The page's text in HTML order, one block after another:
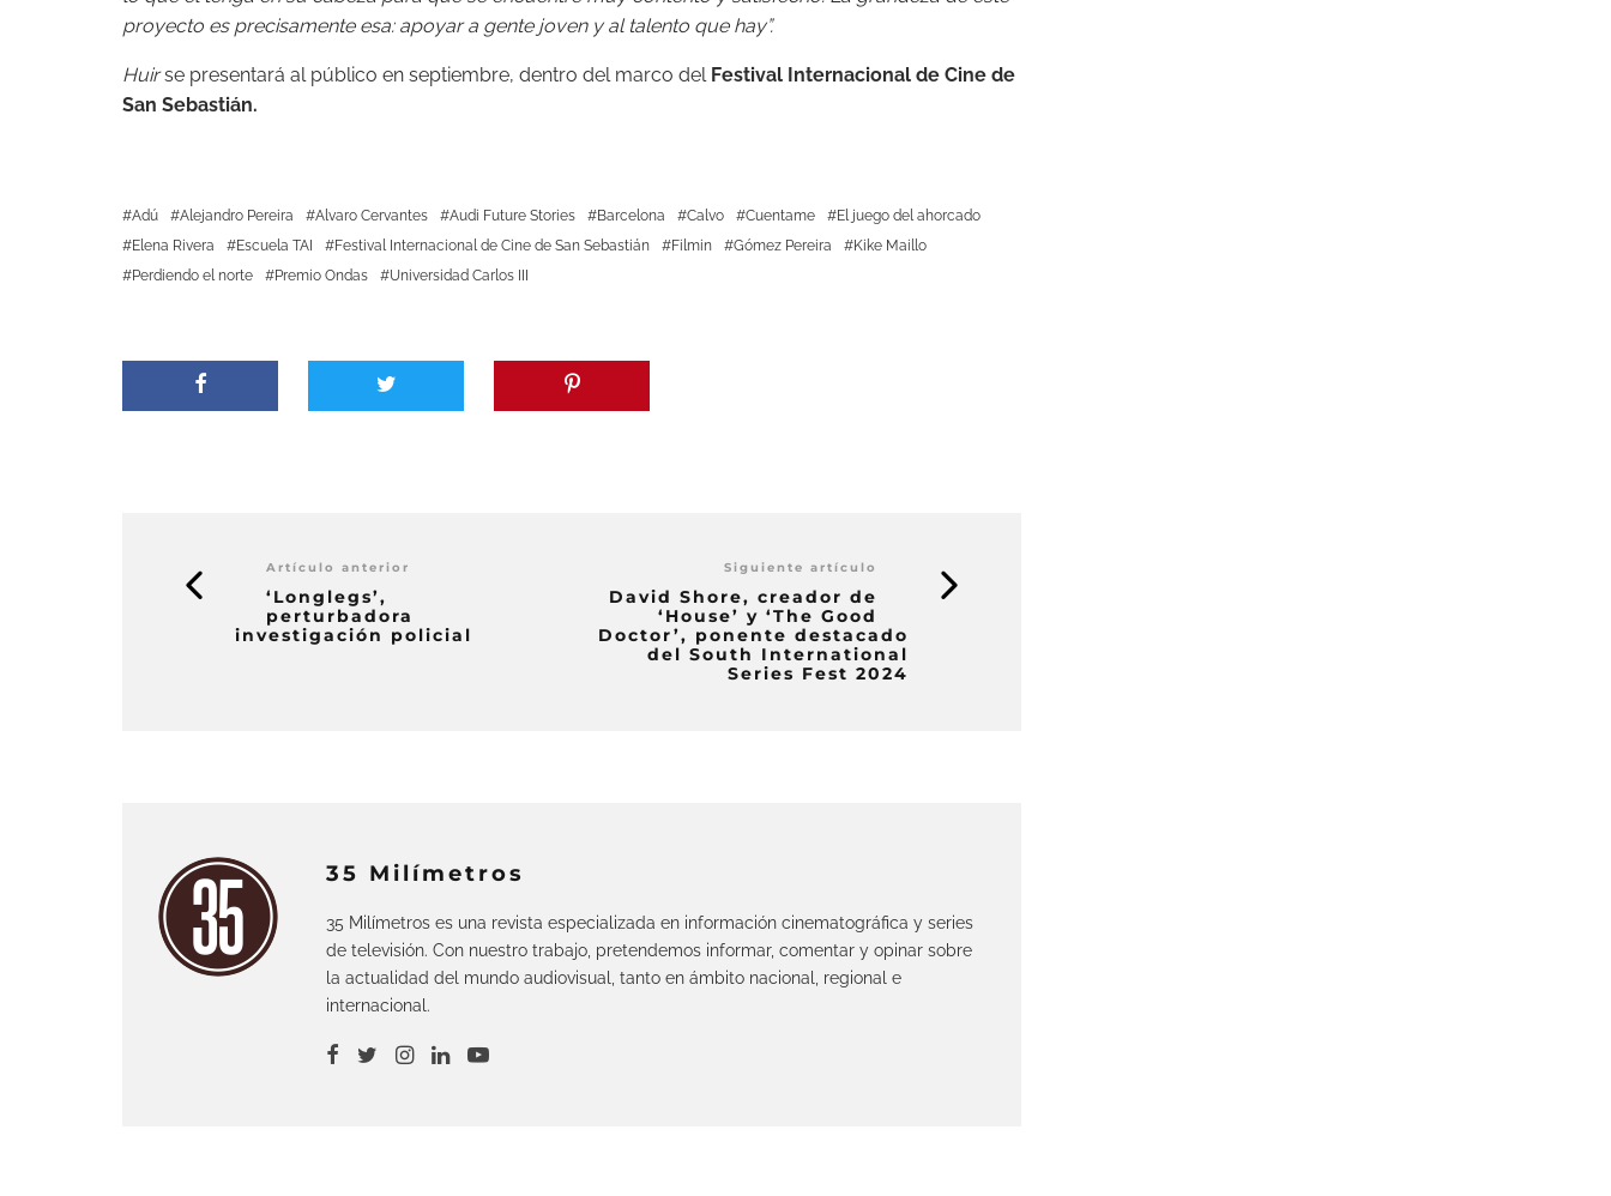
proyecto es precisamente esa: apoyar a gente joven y al talento que hay”.
Huirse presentará al público en septiembre, dentro del marco delFestival Internacional de Cine de
San Sebastián.
Adú Alejandro Pereira Alvaro Cervantes Audi Future Stories Barcelona Calvo Cuentame
El juego del ahorcado
Elena Rivera
Escuela TAI Festival Internacional de Cine de San Sebastián Filmin Gómez Pereira
Kike Maillo
Perdiendo el norte
Premio Ondas Universidad Carlos III
Artículo anterior
‘Longlegs’,
perturbadora
investigación policial
Siguiente artículo
David Shore, creador de
‘House’ y ‘The Good
Doctor’, ponente destacado
del South International
Series Fest 2024
35 Milímetros
35 Milímetros es una revista especializada en información cinematográfica y series
de televisión. Con nuestro trabajo, pretendemos informar, comentar y opinar sobre
la actualidad del mundo audiovisual, tanto en ámbito nacional, regional e
internacional.